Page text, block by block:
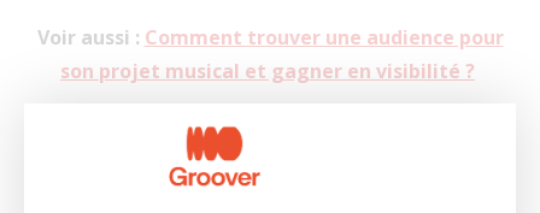
Voir aussi : Comment trouver une audience pour
son projet musical et gagner en visibilité ?
Pour gagner en visibilité,
Groover peut t’aider